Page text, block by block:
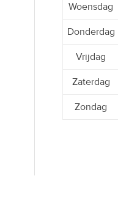
Woensdag
Donderdag
Vrijdag
Zaterdag
Zondag